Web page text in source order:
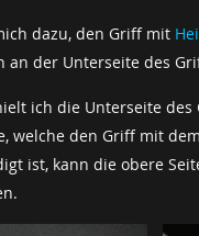
dazu, den Griff mit
an der Unterseite des
ich die Unterseite
welche den Griff mit
ist, kann die obere